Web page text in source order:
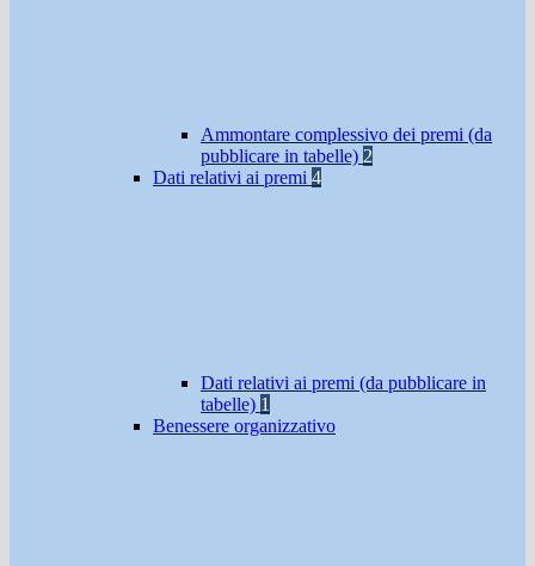
Ammontare complessivo dei premi (da
pubblicare in tabelle) 2
Dati relativi ai premi 4
Dati relativi ai premi (da pubblicare in
tabelle) 1
Benessere organizzativo